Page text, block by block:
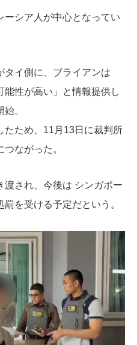
ーシア人が中心となってい
タイ側に、ブライアンは
能性が高い」と情報提供し
。
たため、11月13日に裁判所
ながった。
渡され、今後は シンガポー
を受ける予定だという。